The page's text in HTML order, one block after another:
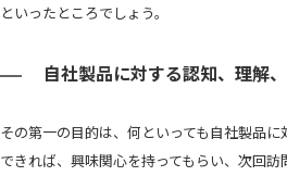
といったところでしょう。
自社製品に対する認知、理解
その第一の目的は、何といっても自社製品に
できれば、興味関心を持ってもらい、次回